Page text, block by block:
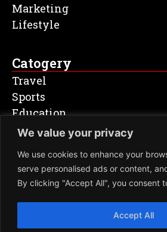
We value your privacy
We use cookies to enhance your
serve personalised ads or content,
By clicking "Accept All", you consent
Accept All
Marketing
Lifestyle
Catogery
Travel
Sports
Education
Entertainment
Newsletter